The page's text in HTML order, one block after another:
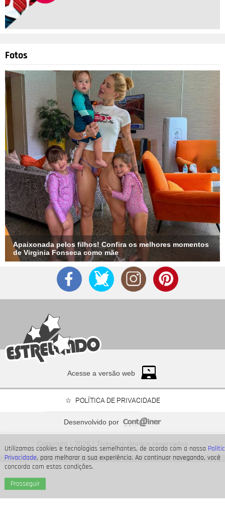
Utilizamos cookies e tecnologias semelhantes, de acordo com a nossa
Privacidade, para melhorar a sua experiência. Ao continuar navegando, você
concorda com estas condições.
Prosseguir
Fotos
Apaixonada pelos filhos! Confira os melhores momentos
de Virginia Fonseca como mãe
Relacionamento com Alice Carvalho e mais.... Veja o que
Acesse a versão web
POLÍTICA DE PRIVACIDADE
Desenvolvido por